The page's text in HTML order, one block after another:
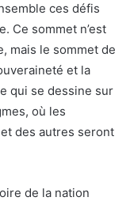
ces défis
Ce sommet n’est
mais le sommet de
et la
qui se dessine sur
où les
des autres seront
de la nation